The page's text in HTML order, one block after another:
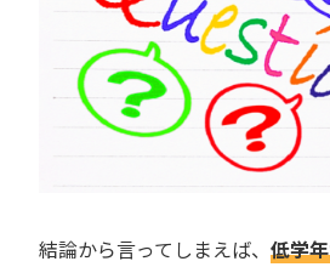
結論から言ってしまえば、 低学